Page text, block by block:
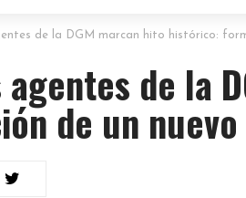
de la DGM marcan hito histórico:
agentes de la
de un